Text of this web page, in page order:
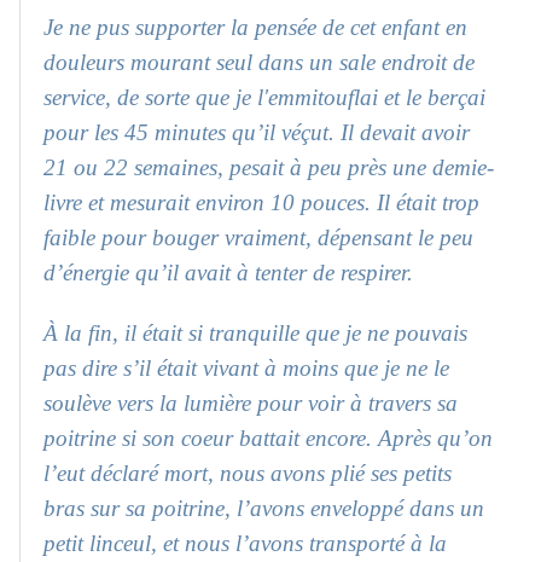
Je ne pus supporter la pensée de cet enfant en
douleurs mourant seul dans un sale endroit de
service, de sorte que je l'emmitouflai et le berçai
pour les 45 minutes qu’il véçut. Il devait avoir
21 ou 22 semaines, pesait à peu près une demie-
livre et mesurait environ 10 pouces. Il était trop
faible pour bouger vraiment, dépensant le peu
d’énergie qu’il avait à tenter de respirer.
À la fin, il était si tranquille que je ne pouvais
pas dire s’il était vivant à moins que je ne le
soulève vers la lumière pour voir à travers sa
poitrine si son coeur battait encore. Après qu’on
l’eut déclaré mort, nous avons plié ses petits
bras sur sa poitrine, l’avons enveloppé dans un
petit linceul, et nous l’avons transporté à la